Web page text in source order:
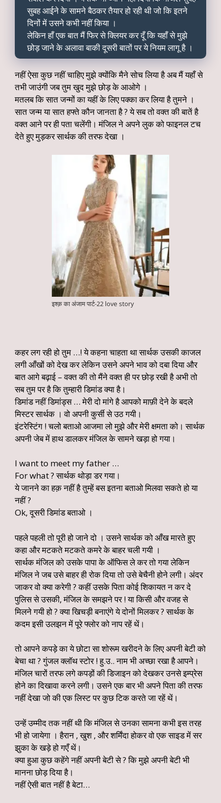
सुबह आईने के सामने बैठकर तैयार हो रही थी जो कि इतने
दिनों में उसने कभी नहीं किया ।
लेकिन हाँ एक बात मैं फिर से क्लियर कर दूँ कि यहाँ से मुझे
छोड़ जाने के अलावा बाकी दूसरी बातों पर ये नियम लागू है ।
नहीं ऐसा कुछ नहीं चाहिए मुझे क्योंकि मैने सोच लिया है अब मैं यहाँ से
तभी जाउंगी जब तुम खुद मुझे छोड़ के आओगे ।
मतलब कि सात जन्मों का यहीं के लिए पक्का कर लिया है तुमने ।
सात जन्म या सात हफ्ते कौन जानता है ? ये सब तो वक्त की बातें है
वक्त आने पर ही पता चलेंगी। मंजिल ने अपने लुक को फाइनल टच
देते हुए मुड़कर सार्थक की तरफ देखा ।
इश्क़ का अंजाम पार्ट-22 love story
कहर लग रही हो तुम …! ये कहना चाहता था सार्थक उसकी काजल
लगी आँखों को देख कर लेकिन उसने अपने भाव को दबा दिया और
बात आगे बढ़ाई – वक्त की तो मैंने वक्त ही पर छोड़ रखी है अभी तो
सब तुम पर है कि तुम्हारी डिमांड क्या है।
डिमांड नहीं डिमांड्स … मेरी दो मांगे है आपको माफ़ी देने के बदले
मिस्टर सार्थक । वो अपनी कुर्सी से उठ गयी।
इंटरेस्टिंग ! चलो बताओ आजमा लो मुझे और मेरी क्षमता को। सार्थक
अपनी जेब में हाथ डालकर मंजिल के सामने खड़ा हो गया।
I want to meet my father …
For what ? सार्थक थोड़ा डर गया।
ये जानने का हक़ नहीं है तुम्हें बस इतना बताओ मिलवा सकते हो या
नहीं ?
Ok, दूसरी डिमांड बताओ ।
पहले पहली तो पूरी हो जाने दो । उसने सार्थक को आँख मारते हुए
कहा और मटकते मटकते कमरे के बाहर चली गयी ।
सार्थक मंजिल को उसके पापा के ऑफिस ले कर तो गया लेकिन
मंजिल ने जब उसे बाहर ही रोक दिया तो उसे बेचैनी होने लगी। अंदर
जाकर वो क्या करेगी ? कहीं उसके पिता कोई शिकायत न कर दे
पुलिस से उसकी, मंजिल के समझने पर ! या किसी और वजह से
मिलने गयी हो ? क्या खिचड़ी बनाएंगे ये दोनों मिलकर ? सार्थक के
कदम इसी उलझन में पूरे फ्लोर को नाप रहें थें।
तो आपने कपड़े का ये छोटा सा शोरूम खरीदने के लिए अपनी बेटी को
बेचा था ? गुंजल क्लॉथ स्टोर ! हु.उ.. नाम भी अच्छा रखा है आपने।
मंजिल चारों तरफ लगे कपड़ों की डिजाइन को देखकर उनसे इम्प्रेस
होने का दिखावा करने लगी। उसने एक बार भी अपने पिता की तरफ
नहीं देखा जो की एक लिस्ट पर कुछ टिक करते जा रहें थें।
उन्हें उम्मीद तक नहीं थी कि मंजिल से उनका सामना कभी इस तरह
भी हो जायेगा । हैरान , खुश , और शर्मिंदा होकर वो एक साइड में सर
झुका के खड़े हो गएँ थें।
क्या हुआ कुछ कहेंगे नहीं अपनी बेटी से ? कि मुझे अपनी बेटी भी
मानना छोड़ दिया है।
नहीं ऐसी बात नहीं है बेटा…